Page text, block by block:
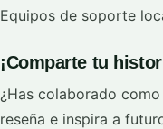
Equipos de soporte
¡Comparte tu
¿Has colaborado
reseña e inspira a